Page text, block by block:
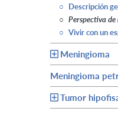
○ Descripción
○ Perspectiva
○ Vivir con un
Meningioma
Meningioma
Tumor